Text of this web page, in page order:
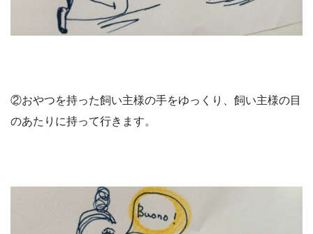
②おやつを持った飼い主様の手をゆっくり、飼い主様の目
のあたりに持って行きます。